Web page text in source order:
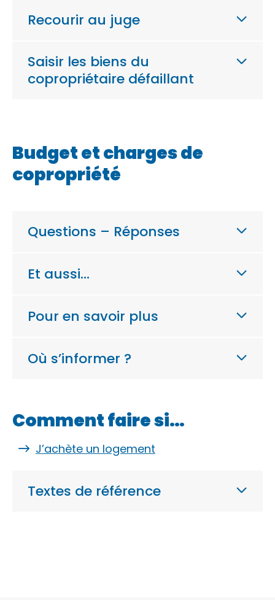
Recourir au juge
Saisir les biens du
copropriétaire défaillant
Budget et charges de
copropriété
Questions – Réponses
Et aussi…
Pour en savoir plus
Où s’informer ?
Comment faire si…
J’achète un logement
Textes de référence